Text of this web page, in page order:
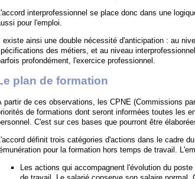
interprofessionnel se place donc dans une
pour l'emploi.
existe ainsi une double nécessité d'anticipation : au
des métiers, et au niveau
profondément, l'exercice professionnel.
plan de formation
partir de ces observations, les CPNE (Commissions
de formations dont seront informées toutes les
C'est sur ces bases que pourront être
définit trois catégories d'actions dans le cadre
pour la formation hors temps de travail.
Les actions qui accompagnent l'évolution du